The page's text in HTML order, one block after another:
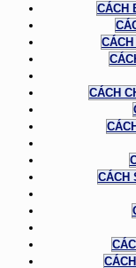
CÁCH
CÁCH
CÁCH